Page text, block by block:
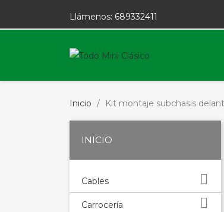
Llámenos: 689332411
Inicio Kit montaje subchasis
INICIO
Cables 
Carrocería 